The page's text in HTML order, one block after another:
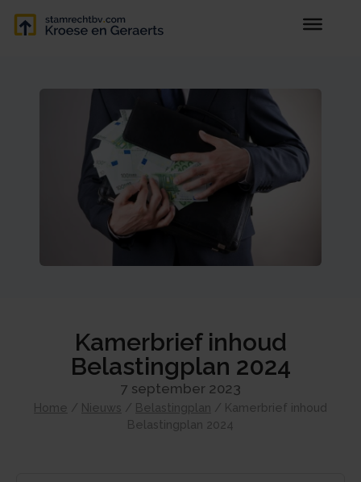
Kamerbrief inhoud
Belastingplan 2024
7 september 2023
Home / Nieuws / Belastingplan / Kamerbrief inhoud
Belastingplan 2024